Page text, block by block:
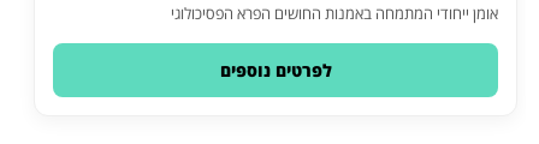
אומן ייחודי המתמחה באמנות החושים הפרא הפסיכולוגי
לפרטים נוספים